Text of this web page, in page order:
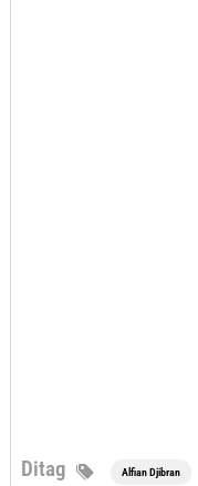
Ditag Alfian Djibran